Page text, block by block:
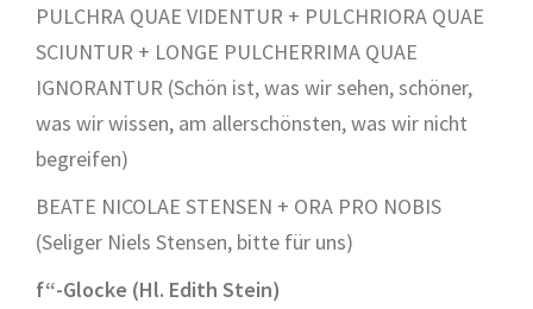
PULCHRA QUAE VIDENTUR + PULCHRIORA QUAE
SCIUNTUR + LONGE PULCHERRIMA QUAE
IGNORANTUR (Schön ist, was wir sehen, schöner,
was wir wissen, am allerschönsten, was wir nicht
begreifen)
BEATE NICOLAE STENSEN + ORA PRO NOBIS
(Seliger Niels Stensen, bitte für uns)
f“-Glocke (Hl. Edith Stein)